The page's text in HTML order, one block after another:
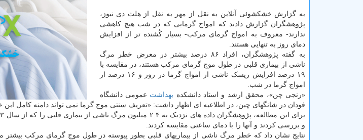
به گزارش خشکشوئی آنلاین به نقل از مهر به نقل از هلث دی نیوز،
پژوهشگران گزارش دادند که امواج گرمایی که در شب هیچ کاهشی
ندارند- معروف به امواج گرمای مرکب- بسیار کُشنده تر از افزایش
دمای روز به تنهایی هستند.
به گفته پژوهشگران، افراد ۸۶ درصد بیشتر در معرض خطر مرگ
ناشی از بیماری قلبی در طول موج گرمای مرکب هستند، در مقایسه با
۱۹ درصد افزایش ریسک ناشی از امواج گرما در روز و ۱۶ درصد از
امواج گرما در شب.
«رنجی چن»، محقق ارشد و استاد دانشکده بهداشت عمومی دانشگاه
فودان در شانگهای چین، در اطلاعیه ای اظهار داشت: «تعریف سنتی موج گرما نمی تواند دامنه کامل
و بررسی کردند و آنها را با دمای ساعتی مقایسه کردند.
نتایج نشان داد که خطر مرگ ناشی از بیماریهای قلبی بطور پیوسته در طول موج گرمای مرکب